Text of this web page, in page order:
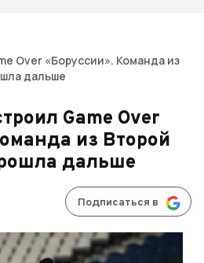
Over «Боруссии». Команда из
дальше
Game Over
из Второй
дальше
Подписаться в